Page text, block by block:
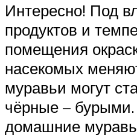
Интересно! Под
продуктов и
помещения
насекомых
муравьи могут
чёрные – бурыми.
домашние